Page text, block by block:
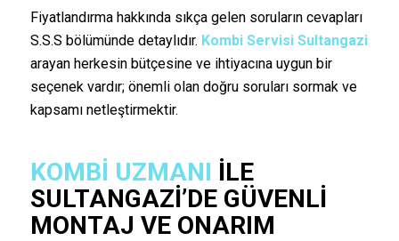
Fiyatlandırma hakkında sıkça gelen soruların cevapları
S.S.S bölümünde detaylıdır. Kombi Servisi Sultangazi
arayan herkesin bütçesine ve ihtiyacına uygun bir
seçenek vardır; önemli olan doğru soruları sormak ve
kapsamı netleştirmektir.
KOMBI UZMANI ILE
SULTANGAZI’DE GÜVENLI
MONTAJ VE ONARIM